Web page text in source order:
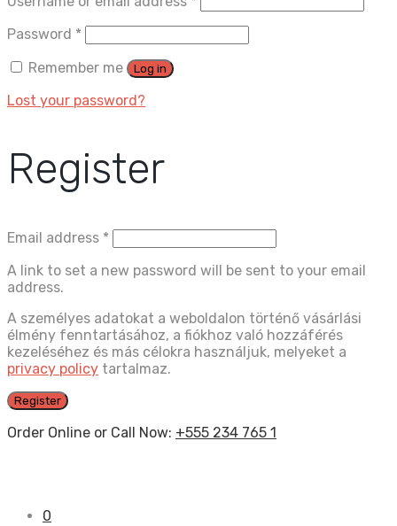
Password *
Remember me
Log in
Lost your password?
Register
Email address *
A link to set a new password will be sent to your email
address.
A személyes adatokat a weboldalon történő vásárlási
élmény fenntartásához, a fiókhoz való hozzáférés
kezeléséhez és más célokra használjuk, melyeket a
privacy policy tartalmaz.
Register
Order Online or Call Now: +555 234 765 1
0